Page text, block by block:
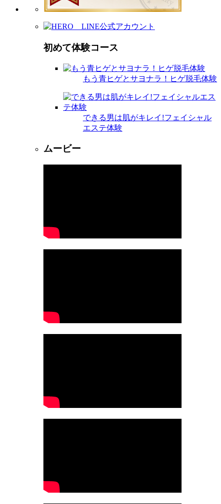
初めて体験コース
もう青ヒゲとサヨナラ！ヒゲ脱毛体験
できる男は肌がキレイ!フェイシャル
エステ体験
ムービー